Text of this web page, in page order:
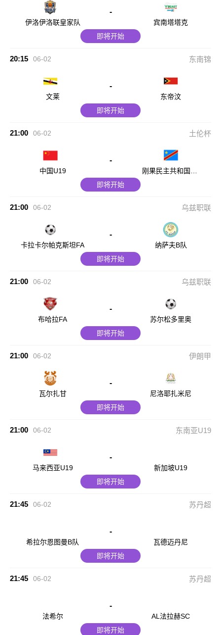
伊洛伊洛联皇家队
-
宾南塔塔克
即将开始
20:15 06-02 东南锦
文莱
-
东帝汶
即将开始
21:00 06-02 土伦杯
中国U19
-
刚果民主共和国U2
即将开始
21:00 06-02 乌兹职联
卡拉卡尔帕克斯坦FA
-
纳萨夫B队
即将开始
21:00 06-02 乌兹职联
布哈拉FA
-
苏尔松多里奥
即将开始
21:00 06-02 伊朗甲
瓦尔扎甘
-
尼洛耶扎米尼
即将开始
21:00 06-02 东南亚U19
马来西亚U19
-
新加坡U19
即将开始
21:45 06-02 苏丹超
希拉尔恩图曼B队
-
瓦德迈丹尼
即将开始
21:45 06-02 苏丹超
法希尔
-
AL法拉赫SC
即将开始